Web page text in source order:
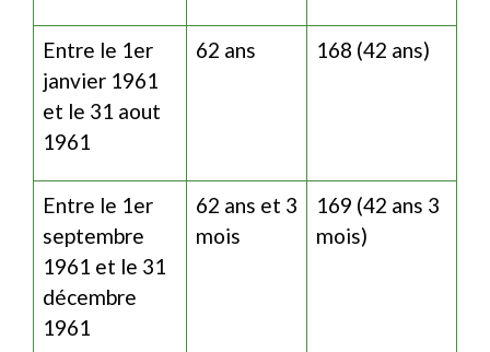
Entre le 1er
janvier 1961
et le 31 aout
1961
62 ans 168 (42 ans)
Entre le 1er
septembre
1961 et le 31
décembre
1961
62 ans et 3
mois
169 (42 ans 3
mois)